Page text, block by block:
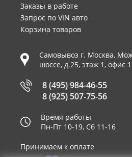
Заказы в работе
Запрос по VIN авто
Корзина товаров
Самовывоз г. Москва,
шоссе, д.25, этаж 1, офис
8 (495) 984-46-55
8 (925) 507-75-56
Время работы
Пн-Пт 10-19, Сб 11-16
Принимаем к оплате